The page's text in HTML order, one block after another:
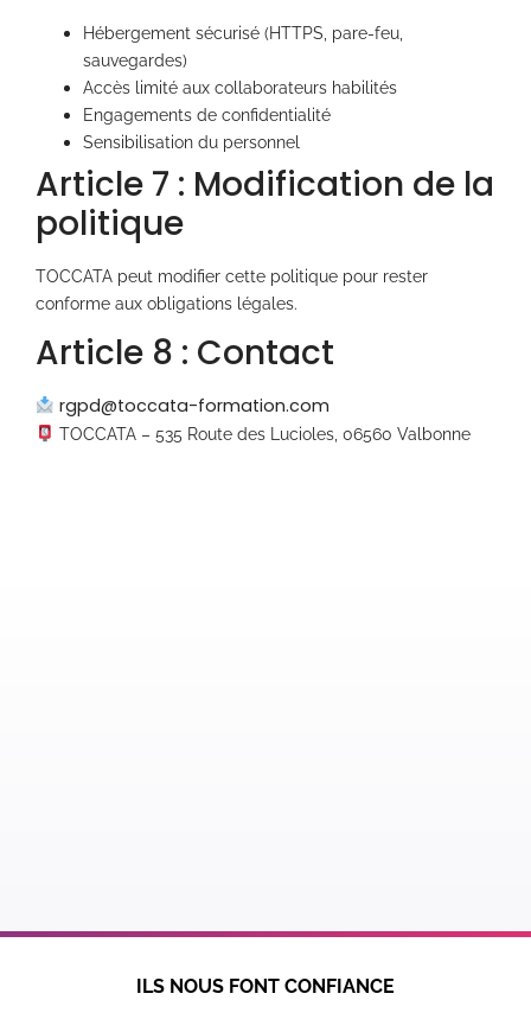
Hébergement sécurisé (HTTPS, pare-feu,
sauvegardes)
Accès limité aux collaborateurs habilités
Engagements de confidentialité
Sensibilisation du personnel
Article 7 : Modification de la
politique
TOCCATA peut modifier cette politique pour rester
conforme aux obligations légales.
Article 8 : Contact
rgpd@toccata-formation.com
TOCCATA – 535 Route des Lucioles, 06560 Valbonne
ILS NOUS FONT CONFIANCE